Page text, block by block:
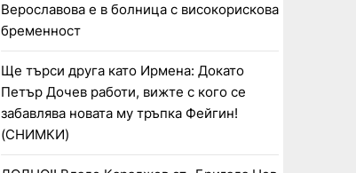
Верославова е в болница с високорискова
бременност
Ще търси друга като Ирмена: Докато
Петър Дочев работи, вижте с кого се
забавлява новата му тръпка Фейгин!
(СНИМКИ)